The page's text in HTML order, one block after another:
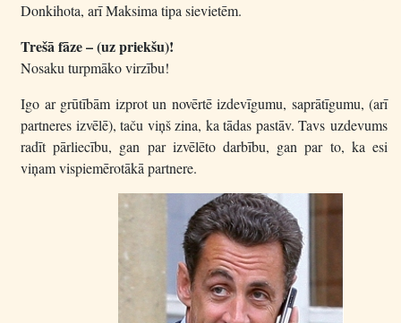
Donkihota, arī Maksima tipa sievietēm.
Trešā fāze – (uz priekšu)!
Nosaku turpmāko virzību!
Igo ar grūtībām izprot un novērtē izdevīgumu, saprātīgumu, (arī
partneres izvēlē), taču viņš zina, ka tādas pastāv. Tavs uzdevums
radīt pārliecību, gan par izvēlēto darbību, gan par to, ka esi
viņam vispiemērotākā partnere.